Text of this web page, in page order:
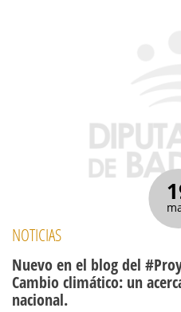
NOTICIAS
Nuevo en el blog del
Cambio climático: un
nacional.